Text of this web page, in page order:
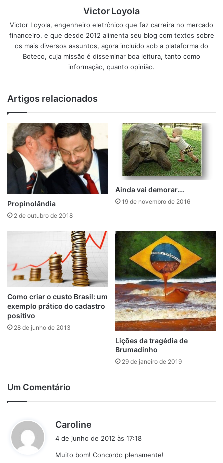
Victor Loyola
Victor Loyola, engenheiro eletrônico que faz carreira no mercado
financeiro, e que desde 2012 alimenta seu blog com textos sobre
os mais diversos assuntos, agora incluído sob a plataforma do
Boteco, cuja missão é disseminar boa leitura, tanto como
informação, quanto opinião.
Artigos relacionados
Propinolândia
2 de outubro de 2018
Ainda vai demorar….
19 de novembro de 2016
Como criar o custo Brasil: um
exemplo prático do cadastro
positivo
28 de junho de 2013
Lições da tragédia de
Brumadinho
29 de janeiro de 2019
Um Comentário
Caroline
s
4 de junho de 2012 às 17:18
Muito bom! Concordo plenamente!